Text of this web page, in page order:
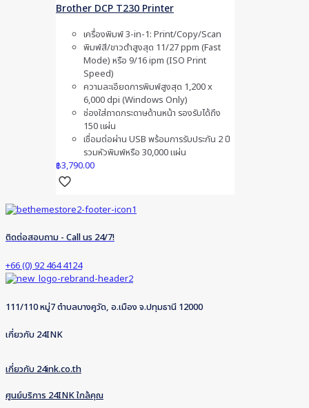
Brother DCP T230 Printer
เครื่องพิมพ์ 3-in-1: Print/Copy/Scan
พิมพ์สี/ขาวดำสูงสุด 11/27 ppm (Fast
Mode) หรือ 9/16 ipm (ISO Print
Speed)
ความละเอียดการพิมพ์สูงสุด 1,200 x
6,000 dpi (Windows Only)
ช่องใส่ถาดกระดาษด้านหน้า รองรับได้ถึง
150 แผ่น
เชื่อมต่อผ่าน USB พร้อมการรับประกัน 2 ปี
รวมหัวพิมพ์หรือ 30,000 แผ่น
฿3,790.00
ติดต่อสอบถาม - Call us 24/7!
+66 (0) 92 464 4124
111/110 หมู่7 ตำบลบางคูวัด, อ.เมือง จ.ปทุมธานี 12000
เกี่ยวกับ 24INK
เกี่ยวกับ 24ink.co.th
ศูนย์บริการ 24INK ใกล้คุณ